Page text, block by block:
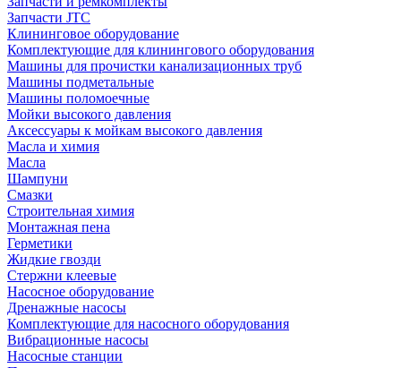
Запчасти JTC
Клининговое оборудование
Комплектующие для клинингового оборудования
Машины для прочистки канализационных труб
Машины подметальные
Машины поломоечные
Мойки высокого давления
Аксессуары к мойкам высокого давления
Масла и химия
Масла
Шампуни
Смазки
Строительная химия
Монтажная пена
Герметики
Жидкие гвозди
Стержни клеевые
Насосное оборудование
Дренажные насосы
Комплектующие для насосного оборудования
Вибрационные насосы
Насосные станции